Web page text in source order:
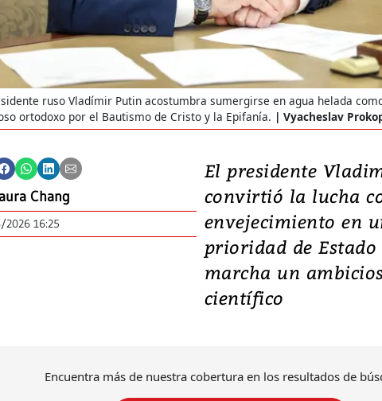
ruso Vladímir Putin acostumbra sumergirse en agua helada
ortodoxo por el Bautismo de Cristo y la Epifanía.
Vyacheslav
Chang
16:25
El presidente
convirtió la lucha
envejecimiento en
prioridad de Estado
marcha un
científico
Encuentra más de nuestra cobertura en los resultados de
Un fuerte
7,1 se registró
julio en la
al sur de Japón,
emergencia de